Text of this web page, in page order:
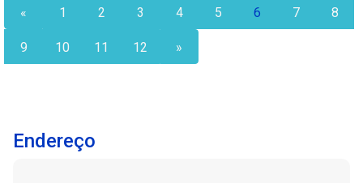
« 1 2 3 4 5 6 7 8
9 10 11 12 »
Endereço